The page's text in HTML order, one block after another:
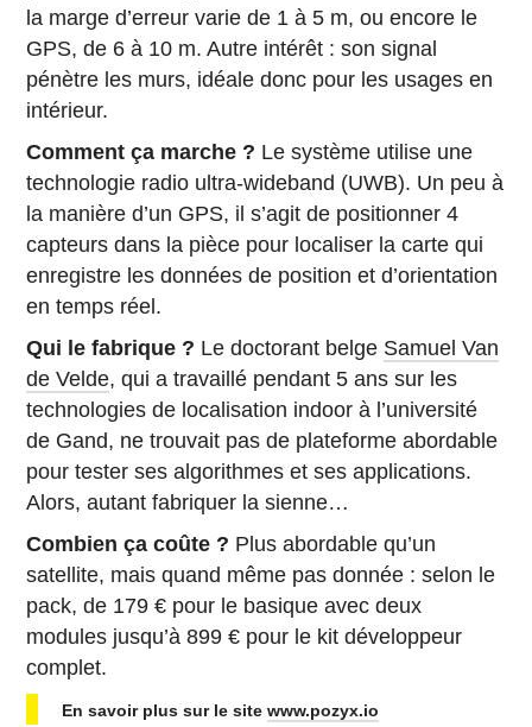
la marge d’erreur varie de 1 à 5 m, ou encore le
GPS, de 6 à 10 m. Autre intérêt : son signal
pénètre les murs, idéale donc pour les usages en
intérieur.
Comment ça marche ? Le système utilise une
technologie radio ultra-wideband (UWB). Un peu à
la manière d’un GPS, il s’agit de positionner 4
capteurs dans la pièce pour localiser la carte qui
enregistre les données de position et d’orientation
en temps réel.
Qui le fabrique ? Le doctorant belge Samuel Van
de Velde, qui a travaillé pendant 5 ans sur les
technologies de localisation indoor à l’université
de Gand, ne trouvait pas de plateforme abordable
pour tester ses algorithmes et ses applications.
Alors, autant fabriquer la sienne…
Combien ça coûte ? Plus abordable qu’un
satellite, mais quand même pas donnée : selon le
pack, de 179 € pour le basique avec deux
modules jusqu’à 899 € pour le kit développeur
complet.
En savoir plus sur le sitewww.pozyx.io